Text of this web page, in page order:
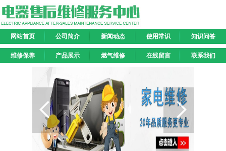
网站首页 公司简介 新闻动态 使用常识 知识问答
维修保养 产品展示 燃气维修 在线留言 联系我们